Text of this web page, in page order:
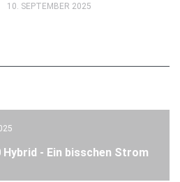
10. SEPTEMBER 2025
- Ein bisschen Strom